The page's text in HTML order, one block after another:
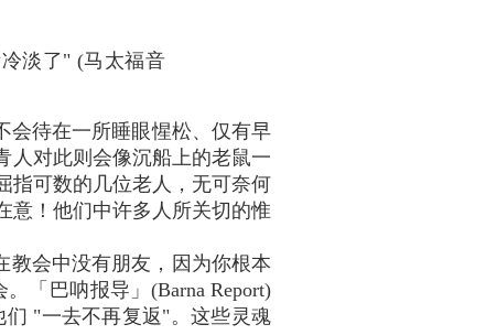
淡了" (马太福音
会待在一所睡眼惺松、仅有早
人对此则会像沉船上的老鼠一
指可数的几位老人，无可奈何
意！他们中许多人所关切的惟
教会中没有朋友，因为你根本
「巴呐报导」(Barna Report)
"一去不再复返"。这些灵魂